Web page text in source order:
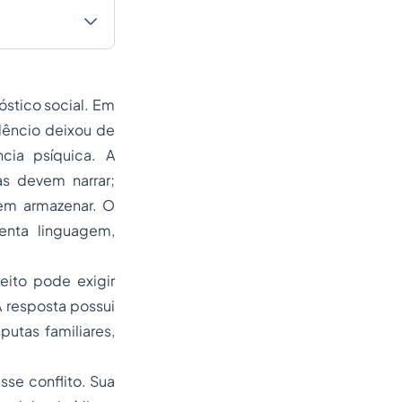
social. Em
deixou de
psíquica. A
devem narrar;
armazenar. O
linguagem,
pode exigir
possui
familiares,
conflito. Sua